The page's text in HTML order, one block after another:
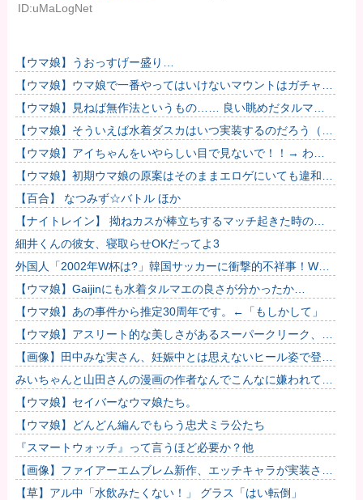
ID:uMaLogNet
【ウマ娘】うおっすげー盛り…
【ウマ娘】ウマ娘で一番やってはいけないマウントはガチャで
も育成でもグッズでもなく、これ。
【ウマ娘】見ねば無作法というもの…… 良い眺めだタルマ
エ…（殴
【ウマ娘】そういえば水着ダスカはいつ実装するのだろう（ﾃﾞ
ｯｯｯ
【ウマ娘】アイちゃんをいやらしい目で見ないで！！→ わか
りました…
【ウマ娘】初期ウマ娘の原案はそのままエロゲにいても違和感
がないんだ。
【百合】 なつみず☆バトル ほか
【ナイトレイン】 拗ねカスが棒立ちするマッチ起きた時の対
処法
細井くんの彼女、寝取らせOKだってよ3
外国人「2002年W杯は?」韓国サッカーに衝撃的不祥事！W杯
予選でレフリーへの性的接待発覚！海外騒然！【海外の反応】
【ウマ娘】Gaijinにも水着タルマエの良さが分かったか…
【ウマ娘】あの事件から推定30周年です。←「もしかして」
【ウマ娘】アスリート的な美しさがあるスーパークリーク、い
いよね…
【画像】田中みな実さん、妊娠中とは思えないヒール姿で登場
してしまう
みいちゃんと山田さんの漫画の作者なんでこんなに嫌われてる
んだろうな
【ウマ娘】セイバーなウマ娘たち。
【ウマ娘】どんどん編んでもらう忠犬ミラ公たち
『スマートウォッチ』って言うほど必要か？他
【画像】ファイアーエムブレム新作、エッチキャラが実装され
て始まるｗｗｗｗｗ他
【草】アル中「水飲みたくない！」 グラス「はい転倒」